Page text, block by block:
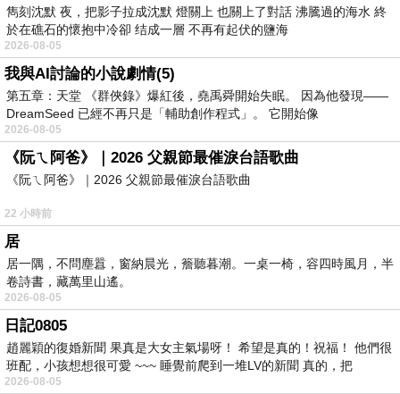
雋刻沈默 夜，把影子拉成沈默 燈關上 也關上了對話 沸騰過的海水 終
於在礁石的懷抱中冷卻 结成一層 不再有起伏的鹽海
2026-08-05
我與AI討論的小說劇情(5)
第五章：天堂 《群俠錄》爆紅後，堯禹舜開始失眠。 因為他發現——
DreamSeed 已經不再只是「輔助創作程式」。 它開始像
2026-08-05
《阮ㄟ阿爸》｜2026 父親節最催淚台語歌曲
《阮ㄟ阿爸》｜2026 父親節最催淚台語歌曲
22 小時前
居
居一隅，不問塵囂，窗納晨光，簷聽暮潮。一桌一椅，容四時風月，半
卷詩書，藏萬里山遙。
2026-08-05
日記0805
趙麗穎的復婚新聞 果真是大女主氣場呀！ 希望是真的！祝福！ 他們很
班配，小孩想想很可愛 ~~~ 睡覺前爬到一堆LV的新聞 真的，把
2026-08-05